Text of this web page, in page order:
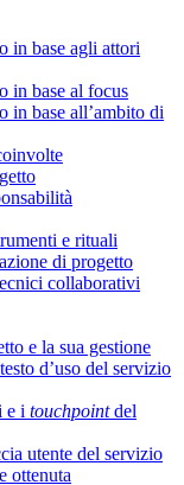
in base agli attori
in base al focus
in base all’ambito di
e rituali
di progetto
collaborativi
e la sua gestione
d’uso del servizio
e i touchpointdel
utente del servizio
ottenuta